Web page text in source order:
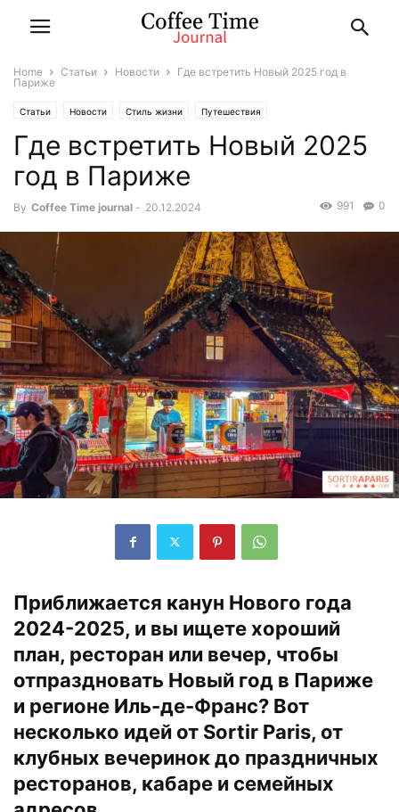
Home Статьи Новости
Где встретить Новый 2025 год в
Париже
Статьи Новости Стиль жизни Путешествия
Где встретить Новый 2025
год в Париже
By Coffee Time journal - 20.12.2024 0
991
Приближается канун Нового года
2024-2025, и вы ищете хороший
план, ресторан или вечер, чтобы
отпраздновать Новый год в Париже
и регионе Иль-де-Франс? Вот
несколько идей от Sortir Paris, от
клубных вечеринок до праздничных
ресторанов, кабаре и семейных